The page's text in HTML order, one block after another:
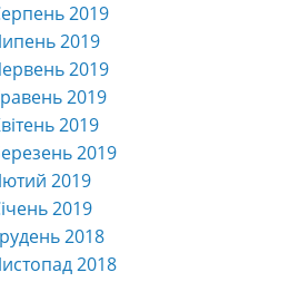
2019
2019
2019
2019
2019
2019
2019
2019
2018
2018